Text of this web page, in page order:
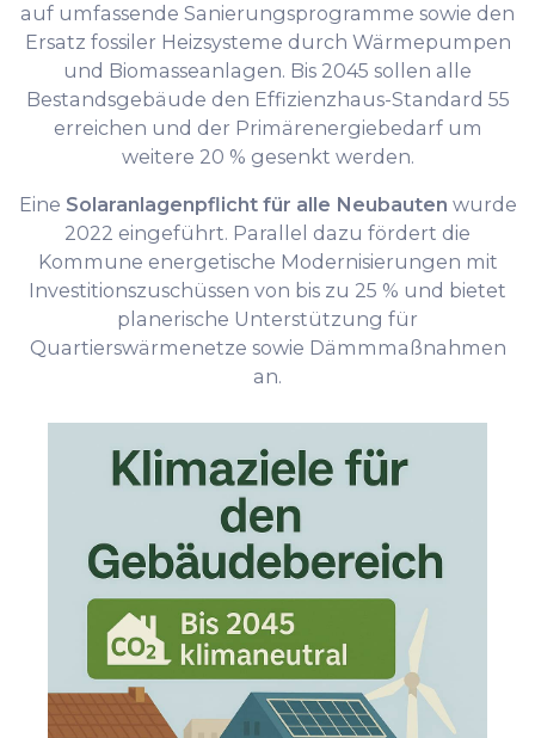
auf umfassende Sanierungsprogramme sowie den
Ersatz fossiler Heizsysteme durch Wärmepumpen
und Biomasseanlagen. Bis 2045 sollen alle
Bestandsgebäude den Effizienzhaus-Standard 55
erreichen und der Primärenergiebedarf um
weitere 20 % gesenkt werden.
Eine Solaranlagenpflicht für alle Neubauten wurde
2022 eingeführt. Parallel dazu fördert die
Kommune energetische Modernisierungen mit
Investitionszuschüssen von bis zu 25 % und bietet
planerische Unterstützung für
Quartierswärmenetze sowie Dämmmaßnahmen
an.